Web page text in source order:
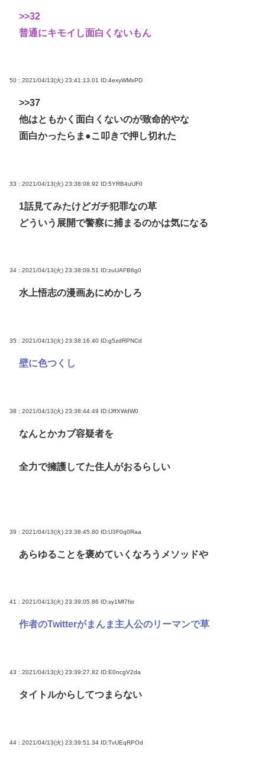
>>32
普通にキモイし面白くないもん
50 : 2021/04/13(火) 23:41:13.01 ID:4exyWMxPD
>>37
他はともかく面白くないのが致命的やな
面白かったらま●こ叩きで押し切れた
33 : 2021/04/13(火) 23:38:08.92 ID:5YRB4uUF0
1話見てみたけどガチ犯罪なの草
どういう展開で警察に捕まるのかは気になる
34 : 2021/04/13(火) 23:38:09.51 ID:zuUAFB6g0
水上悟志の漫画あにめかしろ
35 : 2021/04/13(火) 23:38:16.40 ID:g5zdRPNCd
壁に色つくし
38 : 2021/04/13(火) 23:38:44.49 ID:IJffXWdW0
なんとかカブ容疑者を
全力で擁護してた住人がおるらしい
39 : 2021/04/13(火) 23:38:45.80 ID:U3F0q0Raa
あらゆることを褒めていくなろうメソッドや
41 : 2021/04/13(火) 23:39:05.86 ID:sy1Mf7fsr
作者のTwitterがまんま主人公のリーマンで草
43 : 2021/04/13(火) 23:39:27.82 ID:E0ncgV2da
タイトルからしてつまらない
44 : 2021/04/13(火) 23:39:51.34 ID:TvUEqRPOd